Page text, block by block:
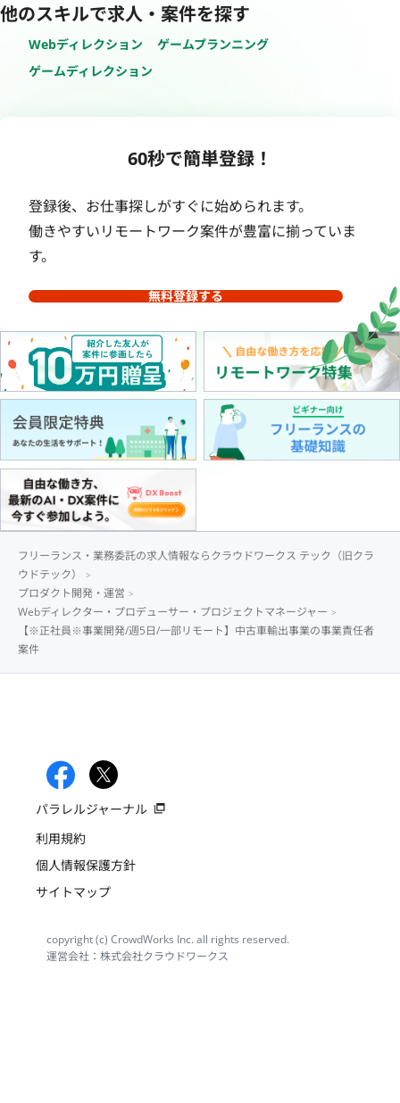
他のスキルで求人・案件を探す
Webディレクション
ゲームプランニング
ゲームディレクション
60秒で簡単登録！
登録後、お仕事探しがすぐに始められます。
働きやすいリモートワーク案件が豊富に揃っていま
す。
無料登録する
フリーランス・業務委託の求人情報ならクラウドワークス テック（旧クラ
ウドテック）
プロダクト開発・運営
Webディレクター・プロデューサー・プロジェクトマネージャー
【※正社員※事業開発/週5日/一部リモート】中古車輸出事業の事業責任者
案件
パラレルジャーナル
利用規約
個人情報保護方針
サイトマップ
copyright (c) CrowdWorks Inc. all rights reserved.
運営会社：株式会社クラウドワークス